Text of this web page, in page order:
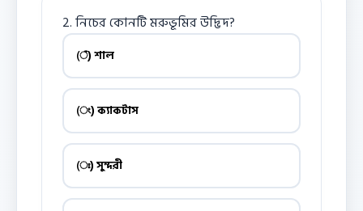
2. নিচের কোনটি মরুভূমির উদ্ভিদ?
(ঁ) শাল
(ং) ক্যাকটাস
(ঃ) সুন্দরী